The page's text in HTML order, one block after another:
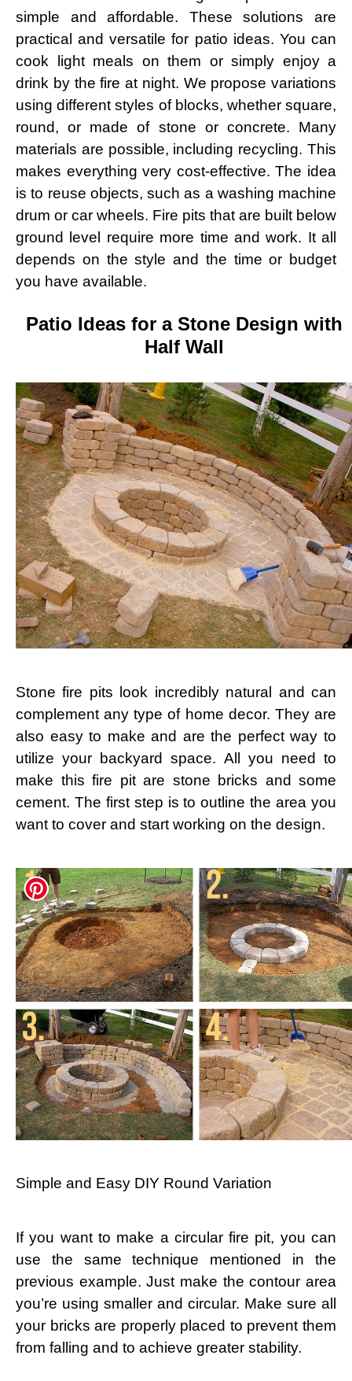
simple and affordable. These solutions are
practical and versatile for patio ideas. You can
cook light meals on them or simply enjoy a
drink by the fire at night. We propose variations
using different styles of blocks, whether square,
round, or made of stone or concrete. Many
materials are possible, including recycling. This
makes everything very cost-effective. The idea
is to reuse objects, such as a washing machine
drum or car wheels. Fire pits that are built below
ground level require more time and work. It all
depends on the style and the time or budget
you have available.
Patio Ideas for a Stone Design with
Half Wall
Stone fire pits look incredibly natural and can
complement any type of home decor. They are
also easy to make and are the perfect way to
utilize your backyard space. All you need to
make this fire pit are stone bricks and some
cement. The first step is to outline the area you
want to cover and start working on the design.
Simple and Easy DIY Round Variation
If you want to make a circular fire pit, you can
use the same technique mentioned in the
previous example. Just make the contour area
you’re using smaller and circular. Make sure all
your bricks are properly placed to prevent them
from falling and to achieve greater stability.